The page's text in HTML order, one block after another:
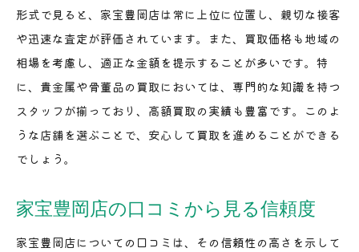
形式で見ると、家宝豊岡店は常に上位に位置し、親切な接客
や迅速な査定が評価されています。また、買取価格も地域の
相場を考慮し、適正な金額を提示することが多いです。特
に、貴金属や骨董品の買取においては、専門的な知識を持つ
スタッフが揃っており、高額買取の実績も豊富です。このよ
うな店舗を選ぶことで、安心して買取を進めることができる
でしょう。
家宝豊岡店の口コミから見る信頼度
家宝豊岡店についての口コミは、その信頼性の高さを示して